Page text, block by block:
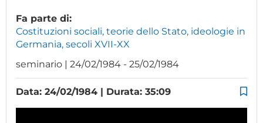
Fa parte di:
Costituzioni sociali, teorie dello Stato, ideologie in
Germania, secoli XVII-XX
seminario | 24/02/1984 - 25/02/1984
Data: 24/02/1984 | Durata: 35:09